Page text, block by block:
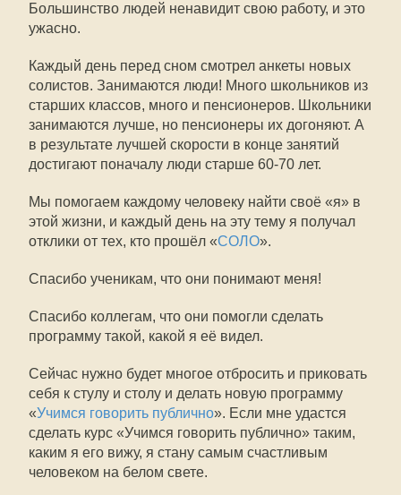
Большинство людей ненавидит свою работу, и это
ужасно.
Каждый день перед сном смотрел анкеты новых
солистов. Занимаются люди! Много школьников из
старших классов, много и пенсионеров. Школьники
занимаются лучше, но пенсионеры их догоняют. А
в результате лучшей скорости в конце занятий
достигают поначалу люди старше 60-70 лет.
Мы помогаем каждому человеку найти своё «я» в
этой жизни, и каждый день на эту тему я получал
отклики от тех, кто прошёл «СОЛО».
Спасибо ученикам, что они понимают меня!
Спасибо коллегам, что они помогли сделать
программу такой, какой я её видел.
Сейчас нужно будет многое отбросить и приковать
себя к стулу и столу и делать новую программу
«Учимся говорить публично». Если мне удастся
сделать курс «Учимся говорить публично» таким,
каким я его вижу, я стану самым счастливым
человеком на белом свете.